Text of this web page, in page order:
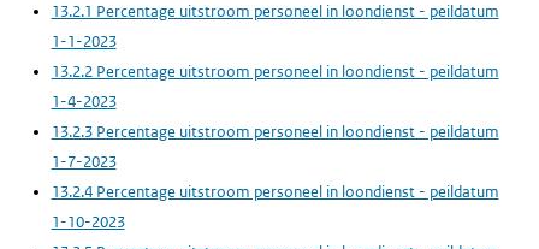
13.2.1 Percentage uitstroom personeel in loondienst - peildatum
1-1-2023
13.2.2 Percentage uitstroom personeel in loondienst - peildatum
1-4-2023
13.2.3 Percentage uitstroom personeel in loondienst - peildatum
1-7-2023
13.2.4 Percentage uitstroom personeel in loondienst - peildatum
1-10-2023